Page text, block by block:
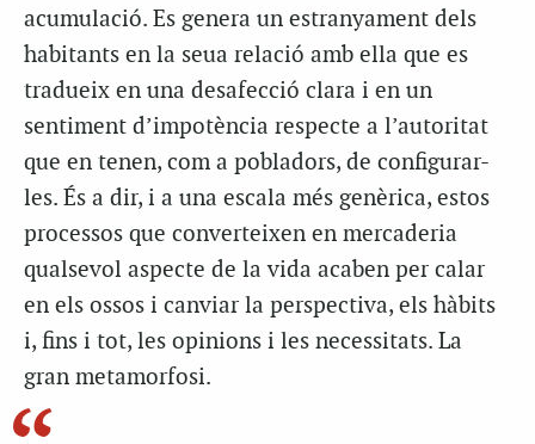
acumulació. Es genera un estranyament dels
habitants en la seua relació amb ella que es
tradueix en una desafecció clara i en un
sentiment d’impotència respecte a l’autoritat
que en tenen, com a pobladors, de configurar-
les. És a dir, i a una escala més genèrica, estos
processos que converteixen en mercaderia
qualsevol aspecte de la vida acaben per calar
en els ossos i canviar la perspectiva, els hàbits
i, fins i tot, les opinions i les necessitats. La
gran metamorfosi.